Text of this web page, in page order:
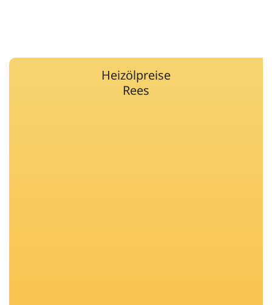
Heizölpreise
Rees